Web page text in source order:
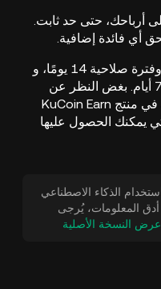
أرباحك، حتى حد ثابت.
أي فائدة إضافية.
زيادة سعر الفائدة بنسبة 50% لمدة 7 أيام. بغض النظر عن
مقدار USDT الذي تستخدمه اشتراك في منتج KuCoin Earn
يمكنك الحصول عليها
الذكاء الاصطناعي
المعلومات، يُرجى
عرض النسخة الأصلية